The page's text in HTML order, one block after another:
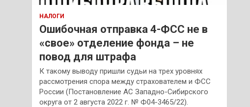
НАЛОГИ
Ошибочная отправка 4-ФСС не в
«свое» отделение фонда – не
повод для штрафа
К такому выводу пришли судьи на трех уровнях
рассмотрения спора между страхователем и ФСС
России (Постановление АС Западно-Сибирского
округа от 2 августа 2022 г. № Ф04-3465/22).